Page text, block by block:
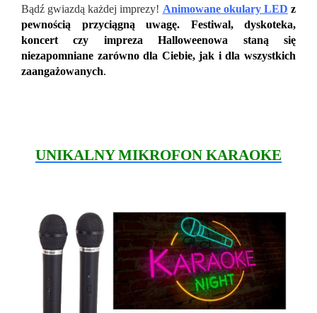
Bądź gwiazdą każdej imprezy! Animowane okulary LED z
pewnością przyciągną uwagę. Festiwal, dyskoteka,
koncert czy impreza Halloweenowa staną się
niezapomniane zarówno dla Ciebie, jak i dla wszystkich
zaangażowanych.
UNIKALNY MIKROFON KARAOKE